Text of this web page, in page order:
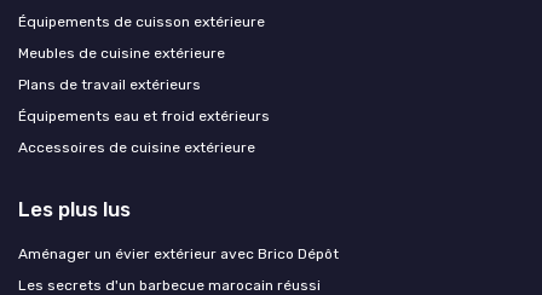
Équipements de cuisson extérieure
Meubles de cuisine extérieure
Plans de travail extérieurs
Équipements eau et froid extérieurs
Accessoires de cuisine extérieure
Les plus lus
Aménager un évier extérieur avec Brico Dépôt
Les secrets d'un barbecue marocain réussi